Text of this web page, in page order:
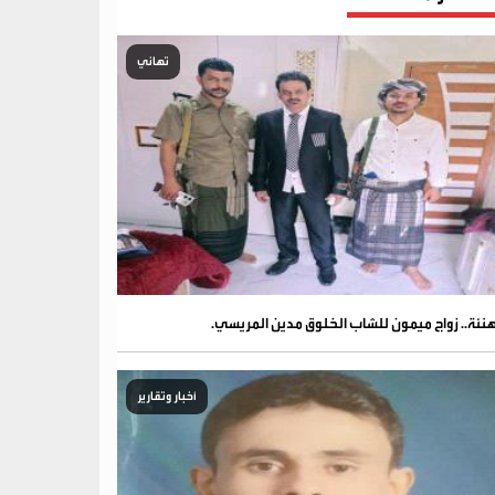
تهاني
زواج ميمون للشاب الخلوق مدين المريسي.
أخبار وتقارير